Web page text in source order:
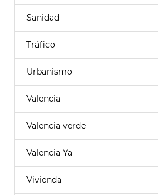
Sanidad
Tráfico
Urbanismo
Valencia
Valencia verde
Valencia Ya
Vivienda